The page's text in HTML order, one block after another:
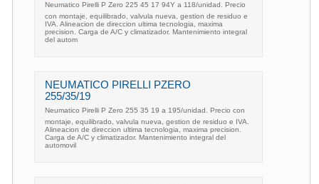
Neumatico Pirelli P Zero 225 45 17 94Y a 118/unidad. Precio
con montaje, equilibrado, valvula nueva, gestion de residuo e
IVA. Alineacion de direccion ultima tecnologia, maxima
precision. Carga de A/C y climatizador. Mantenimiento integral
del autom
NEUMATICO PIRELLI PZERO
255/35/19
Neumatico Pirelli P Zero 255 35 19 a 195/unidad. Precio con
montaje, equilibrado, valvula nueva, gestion de residuo e IVA.
Alineacion de direccion ultima tecnologia, maxima precision.
Carga de A/C y climatizador. Mantenimiento integral del
automovil